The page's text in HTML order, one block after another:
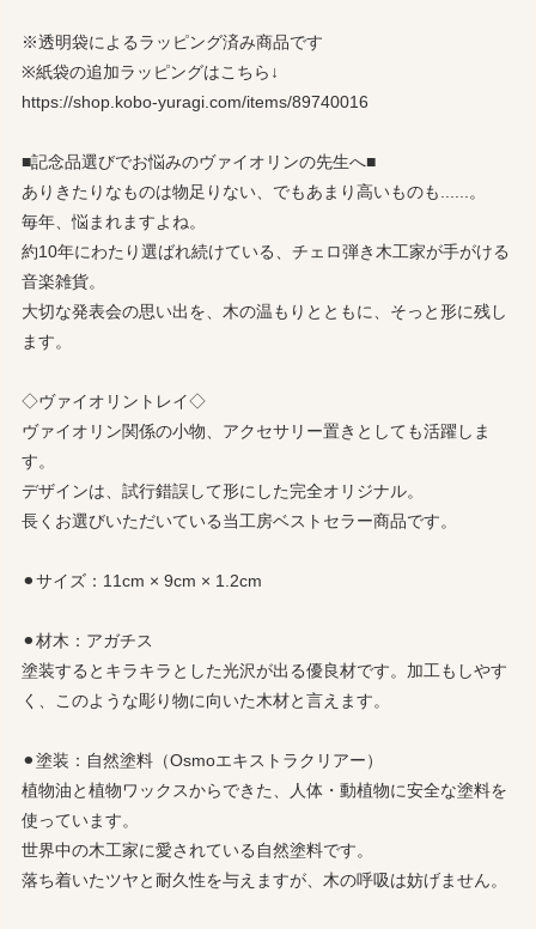
※透明袋によるラッピング済み商品です
※紙袋の追加ラッピングはこちら↓
https://shop.kobo-yuragi.com/items/89740016
■記念品選びでお悩みのヴァイオリンの先生へ■
ありきたりなものは物足りない、でもあまり高いものも......。
毎年、悩まれますよね。
約10年にわたり選ばれ続けている、チェロ弾き木工家が手がける
音楽雑貨。
大切な発表会の思い出を、木の温もりとともに、そっと形に残し
ます。
◇ヴァイオリントレイ◇
ヴァイオリン関係の小物、アクセサリー置きとしても活躍しま
す。
デザインは、試行錯誤して形にした完全オリジナル。
長くお選びいただいている当工房ベストセラー商品です。
⚫︎サイズ：11cm × 9cm × 1.2cm
⚫︎材木：アガチス
塗装するとキラキラとした光沢が出る優良材です。加工もしやす
く、このような彫り物に向いた木材と言えます。
⚫︎塗装：自然塗料（Osmoエキストラクリアー）
植物油と植物ワックスからできた、人体・動植物に安全な塗料を
使っています。
世界中の木工家に愛されている自然塗料です。
落ち着いたツヤと耐久性を与えますが、木の呼吸は妨げません。